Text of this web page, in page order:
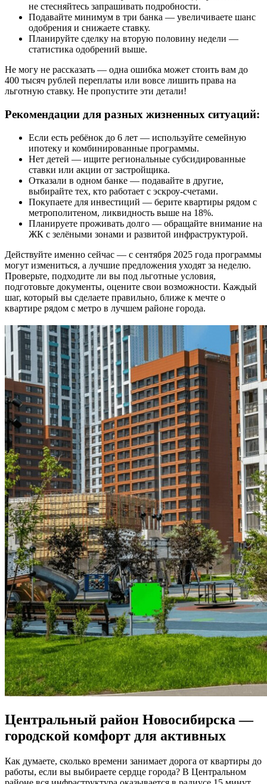
не стесняйтесь запрашивать подробности.
Подавайте минимум в три банка — увеличиваете шанс
одобрения и снижаете ставку.
Планируйте сделку на вторую половину недели —
статистика одобрений выше.
Не могу не рассказать — одна ошибка может стоить вам до
400 тысяч рублей переплаты или вовсе лишить права на
льготную ставку. Не пропустите эти детали!
Рекомендации для разных жизненных ситуаций:
Если есть ребёнок до 6 лет — используйте семейную
ипотеку и комбинированные программы.
Нет детей — ищите региональные субсидированные
ставки или акции от застройщика.
Отказали в одном банке — подавайте в другие,
выбирайте тех, кто работает с эскроу-счетами.
Покупаете для инвестиций — берите квартиры рядом с
метрополитеном, ликвидность выше на 18%.
Планируете проживать долго — обращайте внимание на
ЖК с зелёными зонами и развитой инфраструктурой.
Действуйте именно сейчас — с сентября 2025 года программы
могут измениться, а лучшие предложения уходят за неделю.
Проверьте, подходите ли вы под льготные условия,
подготовьте документы, оцените свои возможности. Каждый
шаг, который вы сделаете правильно, ближе к мечте о
квартире рядом с метро в лучшем районе города.
Центральный район Новосибирска —
городской комфорт для активных
Как думаете, сколько времени занимает дорога от квартиры до
работы, если вы выбираете сердце города? В Центральном